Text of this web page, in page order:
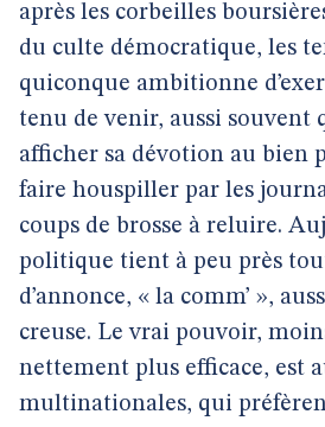
après les corbeilles
du culte démocratique, les
quiconque ambitionne
tenu de venir, aussi souvent
afficher sa dévotion au bien
faire houspiller par les
coups de brosse à reluire.
politique tient à peu près
d’annonce, « la comm’ »,
creuse. Le vrai pouvoir,
nettement plus efficace, est
multinationales, qui